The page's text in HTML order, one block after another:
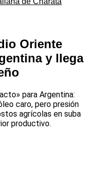
Oriente
y llega
para Argentina:
caro, pero presión
agrícolas en suba
productivo.